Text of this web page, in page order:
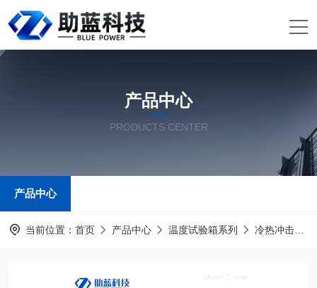
产品中心
PRODUCTS CENTER
产品中心
当前位置： 首页 产品中心 温度试验箱系列 冷热冲击试验箱